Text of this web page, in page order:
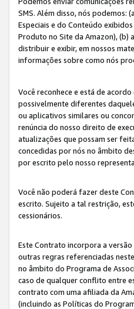
SMS. Além disso, nós podemos:
Especiais e do Conteúdo
Produto no Site da Amazon), (b)
distribuir e exibir, em nossos
informações sobre como nós
Você reconhece e está de
possivelmente diferentes
ou aplicativos similares ou
renúncia do nosso direito de
atualizações que possam ser
concedidas por nós no âmbito
por escrito pelo nosso
Você não poderá fazer deste
escrito. Sujeito a tal restrição,
cessionários.
Este Contrato incorpora a
outras regras referenciadas
no âmbito do Programa de
caso de qualquer conflito entre
contrato com uma afiliada da
(incluindo as Políticas do